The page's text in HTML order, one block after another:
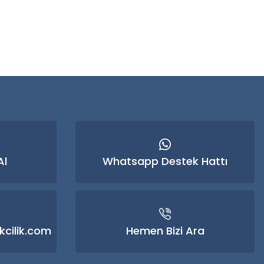
Whatsapp Destek Hattı
Hemen Bizi Ara